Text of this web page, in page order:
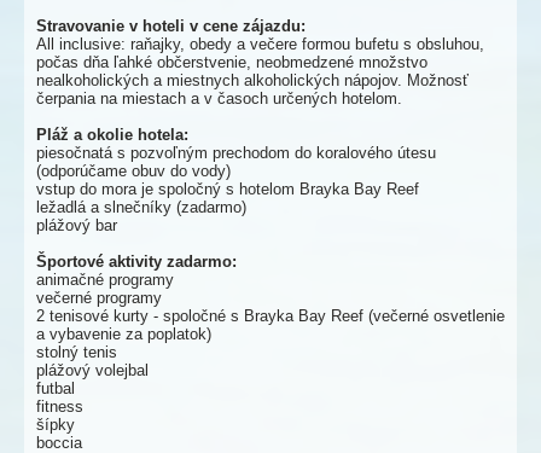
Stravovanie v hoteli v cene zájazdu:
All inclusive: raňajky, obedy a večere formou bufetu s obsluhou,
počas dňa ľahké občerstvenie, neobmedzené množstvo
nealkoholických a miestnych alkoholických nápojov. Možnosť
čerpania na miestach a v časoch určených hotelom.
Pláž a okolie hotela:
piesočnatá s pozvoľným prechodom do koralového útesu
(odporúčame obuv do vody)
vstup do mora je spoločný s hotelom Brayka Bay Reef
ležadlá a slnečníky (zadarmo)
plážový bar
Športové aktivity zadarmo:
animačné programy
večerné programy
2 tenisové kurty - spoločné s Brayka Bay Reef (večerné osvetlenie
a vybavenie za poplatok)
stolný tenis
plážový volejbal
futbal
fitness
šípky
boccia